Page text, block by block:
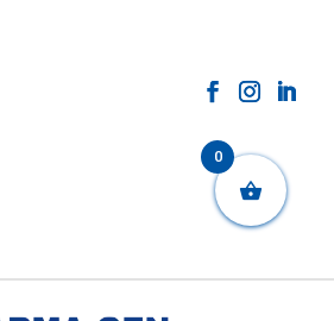
0